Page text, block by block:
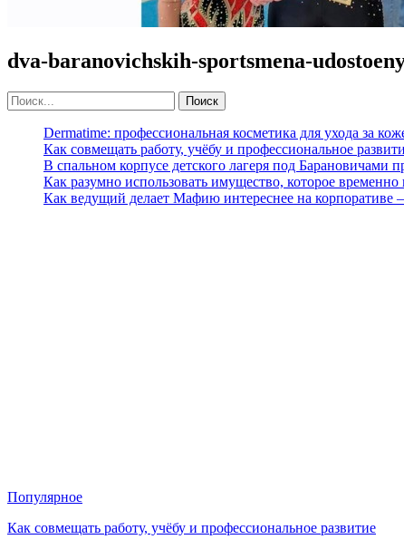
dva-baranovichskih-sportsmena-
Dermatime: профессиональная косметика для ухода за
Как совмещать работу, учёбу и профессиональное
В спальном корпусе детского лагеря под Барановичами
Как разумно использовать имущество, которое
Как ведущий делает Мафию интереснее на корпоративе
Популярное
Как совмещать работу, учёбу и профессиональное развитие